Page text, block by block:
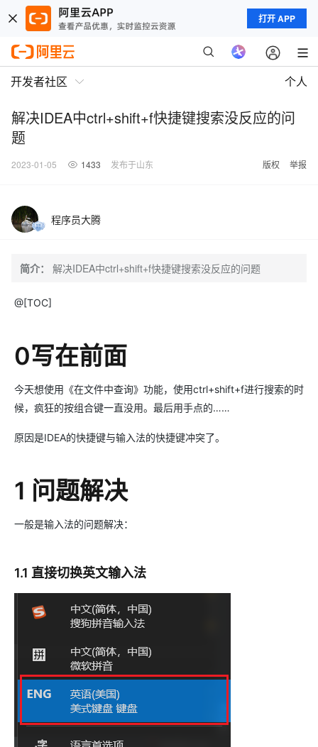
打开 APP
开发者社区 个人
解决IDEA中ctrl+shift+f快捷键搜索没反应的问
题
2023-01-05 1433 发布于山东 版权 举报
程序员大腾
简介： 解决IDEA中ctrl+shift+f快捷键搜索没反应的问题
@[TOC]
0写在前面
今天想使用《在文件中查询》功能，使用ctrl+shift+f进行搜索的时
候，疯狂的按组合键一直没用。最后用手点的……
原因是IDEA的快捷键与输入法的快捷键冲突了。
1 问题解决
一般是输入法的问题解决：
1.1 直接切换英文输入法